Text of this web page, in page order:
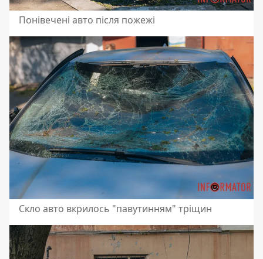
Понівечені авто після пожежі
Скло авто вкрилось "павутинням" тріщин